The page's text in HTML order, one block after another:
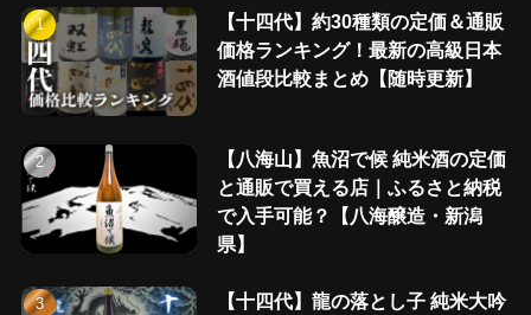
【十四代】約30種類の定価＆通販
価格ランキング！最新の高級日本
酒値段比較まとめ【随時更新】
【八海山】魚沼で候 純米酒の定価
と通販で買える店｜ふるさと納税
で入手可能？【八海醸造・新潟
県】
【十四代】龍の落とし子 純米大吟